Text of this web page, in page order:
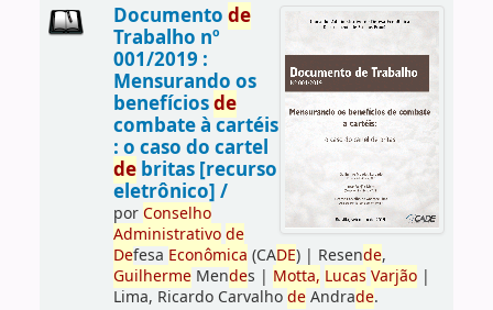
Documento de
Trabalho nº
001/2019 :
Mensurando os
benefíciosde
combate à cartéis
: o caso do cartel
debritas [recurso
eletrônico] /
porConselho
Administrativo de
Defesa Econômica (CADE)| Resende,
GuilhermeMendes | Motta, Lucas Varjão|
Lima, Ricardo CarvalhodeAndrade.